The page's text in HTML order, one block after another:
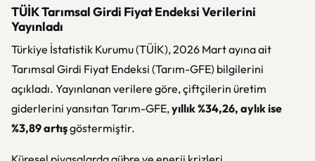
TÜİK Tarımsal Girdi Fiyat Endeksi Verilerini
Yayınladı
Türkiye İstatistik Kurumu (TÜİK), 2026 Mart ayına ait
Tarımsal Girdi Fiyat Endeksi (Tarım-GFE) bilgilerini
açıkladı. Yayınlanan verilere göre, çiftçilerin üretim
giderlerini yansıtan Tarım-GFE,yıllık %34,26, aylık ise
%3,89 artışgöstermiştir.